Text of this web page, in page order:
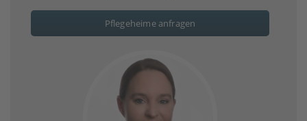
Pflegeheime anfragen